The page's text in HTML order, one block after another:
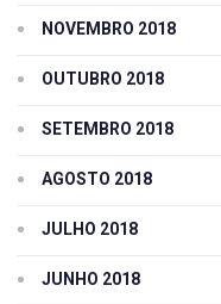
NOVEMBRO 2018
OUTUBRO 2018
SETEMBRO 2018
AGOSTO 2018
JULHO 2018
JUNHO 2018